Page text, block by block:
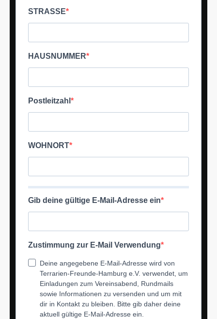
STRASSE
HAUSNUMMER
Postleitzahl
WOHNORT
Gib deine gültige E-Mail-Adresse ein
Zustimmung zur E-Mail Verwendung
Deine angegebene E-Mail-Adresse wird von
Terrarien-Freunde-Hamburg e.V. verwendet, um
Einladungen zum Vereinsabend, Rundmails
sowie Informationen zu versenden und um mit
dir in Kontakt zu bleiben. Bitte gib daher deine
aktuell gültige E-Mail-Adresse ein.